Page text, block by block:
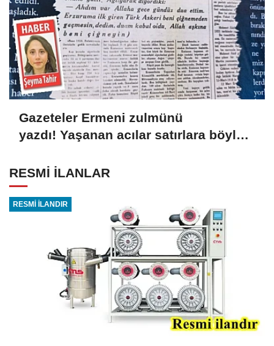
Gazeteler Ermeni zulmünü
yazdı! Yaşanan acılar satırlara böyle
RESMİ İLANLAR
RESMİ İLANDIR